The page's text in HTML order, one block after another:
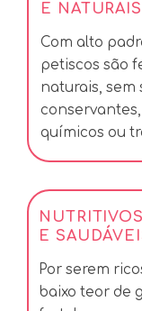
E NATURAIS
Com alto
petiscos são
naturais, sem
químicos ou
NUTRITIVOS
E
Por serem
baixo teor de